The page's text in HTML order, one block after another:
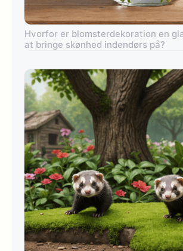
Hvorfor er blomsterdekoration en
at bringe skønhed indendørs på?